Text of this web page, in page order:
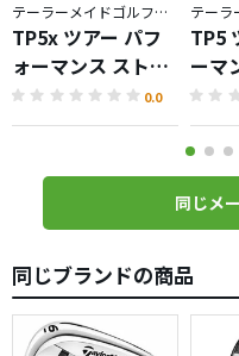
テーラーメイドゴルフ／TP5
TP5x ツアー パフ
ォーマンス ストラ
イプ ボール
0.0
TP5
ーマ
プ ボ
同じメ
同じブランドの商品